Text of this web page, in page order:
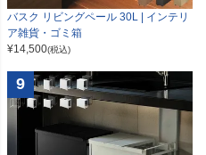
バスク リビングペール 30L | インテリ
ア雑貨・ゴミ箱
¥14,500(税込)
9